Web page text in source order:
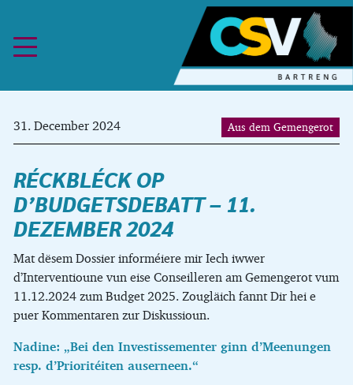
RÉCKBLÉCK OP
D’BUDGETSDEBATT – 11.
DEZEMBER 2024
31. December 2024 Aus dem Gemengerot
Mat dësem Dossier informéiere mir Iech iwwer
d’Interventioune vun eise Conseilleren am Gemengerot vum
11.12.2024 zum Budget 2025. Zougläich fannt Dir hei e
puer Kommentaren zur Diskussioun.
Nadine: „Bei den Investissementer ginn d’Meenungen
resp. d’Prioritéiten auserneen.“